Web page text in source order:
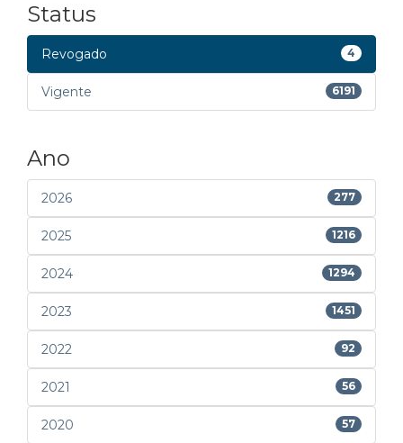
Status
Revogado 4
Vigente 6191
Ano
2026 277
2025 1216
2024 1294
2023 1451
2022 92
2021 56
2020 57